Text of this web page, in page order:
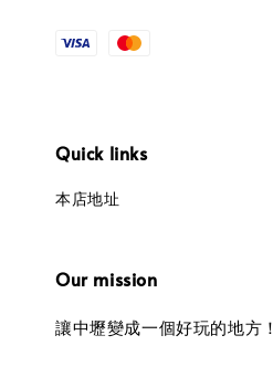
Quick links
本店地址
Our mission
讓中壢變成一個好玩的地方！